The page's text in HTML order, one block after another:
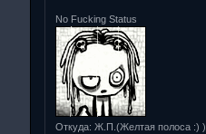
No Fucking Status
Откуда: Ж.П.(Желтая полоса :) )